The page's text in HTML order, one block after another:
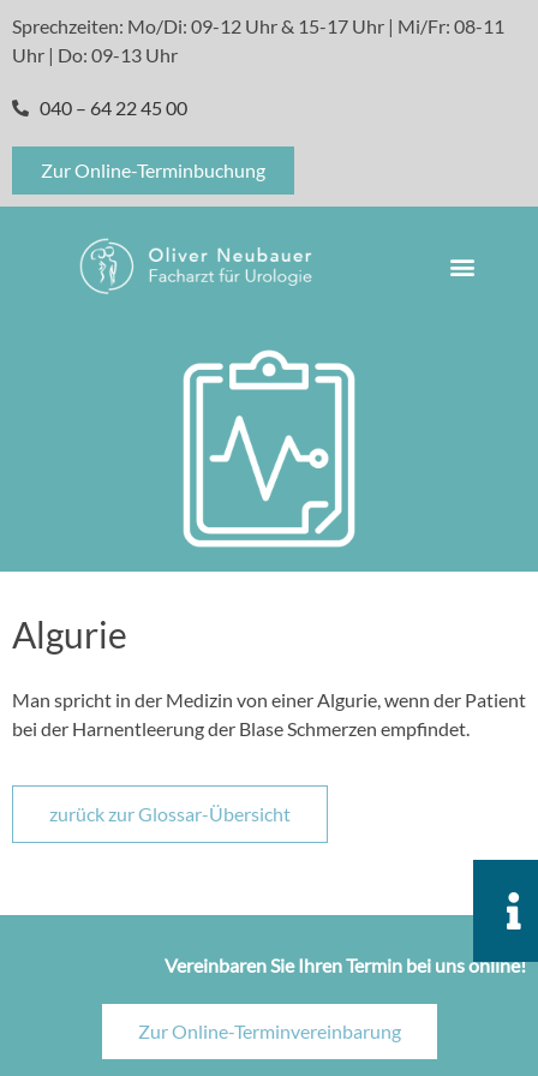
Sprechzeiten: Mo/Di: 09-12 Uhr & 15-17 Uhr | Mi/Fr: 08-11
Uhr | Do: 09-13 Uhr
040 – 64 22 45 00
Zur Online-Terminbuchung
Algurie
Man spricht in der Medizin von einer Algurie, wenn der Patient
bei der Harnentleerung der Blase Schmerzen empfindet.
zurück zur Glossar-Übersicht
Vereinbaren Sie Ihren Termin bei uns online!
Zur Online-Terminvereinbarung